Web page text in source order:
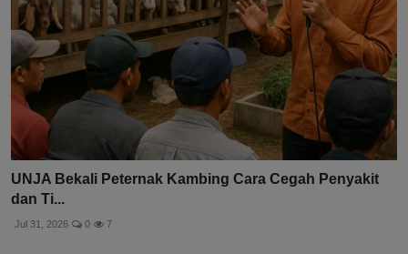
UNJA Bekali Peternak Kambing Cara Cegah Penyakit
dan Ti...
Jul 31, 2026 0 7